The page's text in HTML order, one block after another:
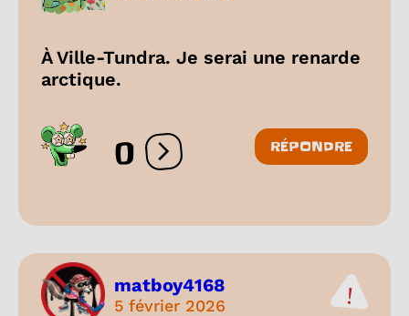
À Ville-Tundra. Je serai une renarde
arctique.
0 Ouvrir les réactions
RÉPONDRE
matboy4168
5 février 2026